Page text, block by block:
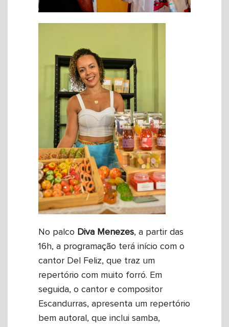
No palco Diva Menezes, a partir das
16h, a programação terá início com o
cantor Del Feliz, que traz um
repertório com muito forró. Em
seguida, o cantor e compositor
Escandurras, apresenta um repertório
bem autoral, que inclui samba,